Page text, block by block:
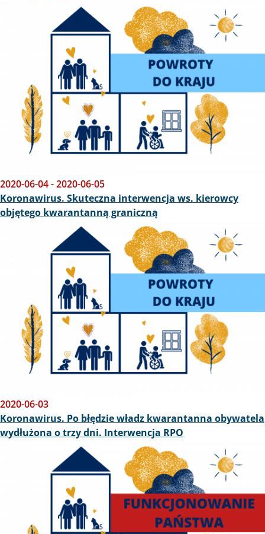
2020-06-04-2020-06-05
Koronawirus. Skuteczna interwencja ws. kierowcy
objętego kwarantanną graniczną
2020-06-03
Koronawirus. Po błędzie władz kwarantanna obywatela
wydłużona o trzy dni. Interwencja RPO